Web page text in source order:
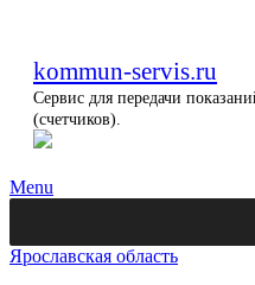
kommun-servis.ru
Сервис для передачи
(счетчиков).
Menu
Ярославская область